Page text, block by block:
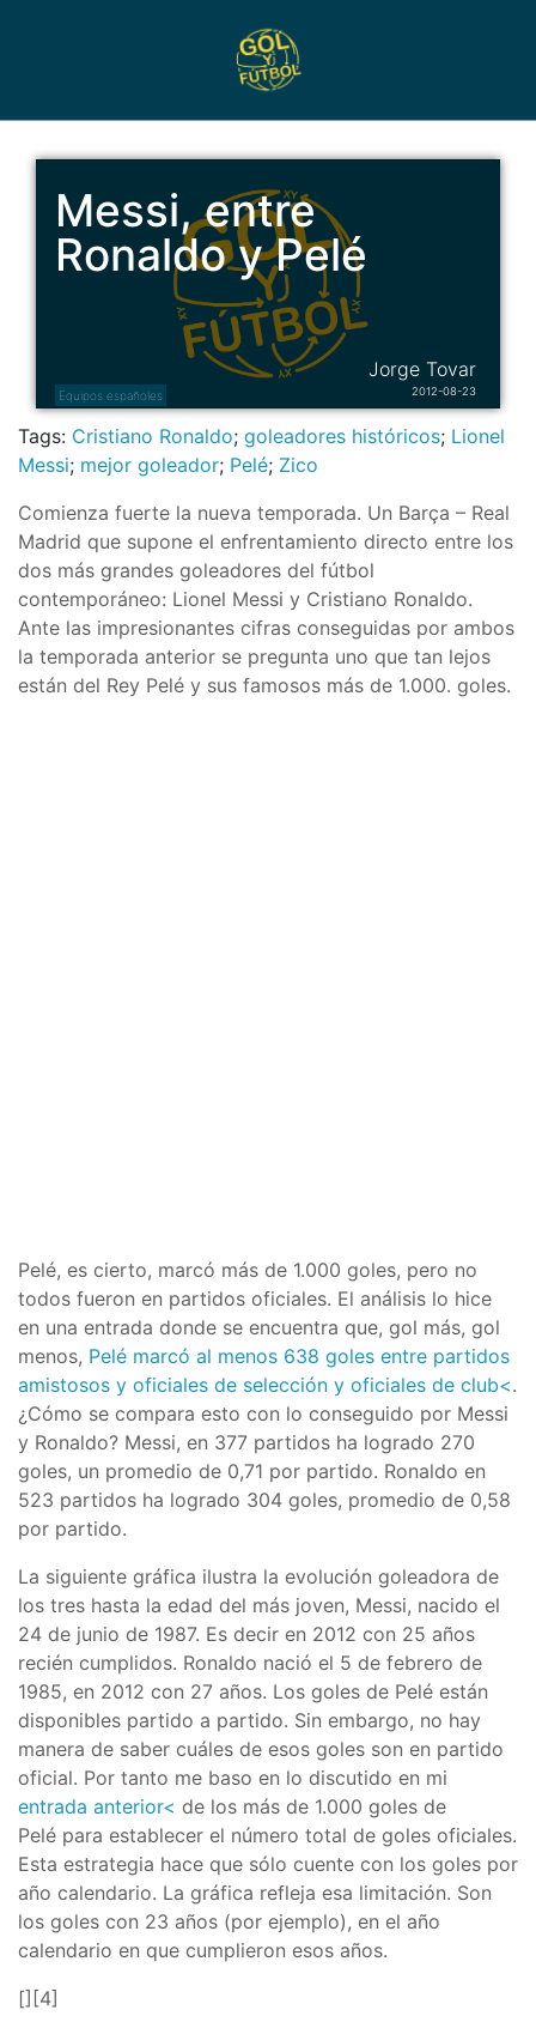
Equipos españoles
Messi, entre
Ronaldo y Pelé
Jorge Tovar
2012-08-23
Tags: Cristiano Ronaldo; goleadores históricos; Lionel
Messi; mejor goleador; Pelé; Zico
Comienza fuerte la nueva temporada. Un Barça – Real
Madrid que supone el enfrentamiento directo entre los
dos más grandes goleadores del fútbol
contemporáneo: Lionel Messi y Cristiano Ronaldo.
Ante las impresionantes cifras conseguidas por ambos
la temporada anterior se pregunta uno que tan lejos
están del Rey Pelé y sus famosos más de 1.000. goles.
Pelé, es cierto, marcó más de 1.000 goles, pero no
todos fueron en partidos oficiales. El análisis lo hice
en una entrada donde se encuentra que, gol más, gol
menos, Pelé marcó al menos 638 goles entre partidos
amistosos y oficiales de selección y oficiales de club<.
¿Cómo se compara esto con lo conseguido por Messi
y Ronaldo? Messi, en 377 partidos ha logrado 270
goles, un promedio de 0,71 por partido. Ronaldo en
523 partidos ha logrado 304 goles, promedio de 0,58
por partido.
La siguiente gráfica ilustra la evolución goleadora de
los tres hasta la edad del más joven, Messi, nacido el
24 de junio de 1987. Es decir en 2012 con 25 años
recién cumplidos. Ronaldo nació el 5 de febrero de
1985, en 2012 con 27 años. Los goles de Pelé están
disponibles partido a partido. Sin embargo, no hay
manera de saber cuáles de esos goles son en partido
oficial. Por tanto me baso en lo discutido en mi
entrada anterior< de los más de 1.000 goles de
Pelé para establecer el número total de goles oficiales.
Esta estrategia hace que sólo cuente con los goles por
año calendario. La gráfica refleja esa limitación. Son
los goles con 23 años (por ejemplo), en el año
calendario en que cumplieron esos años.
[][4]